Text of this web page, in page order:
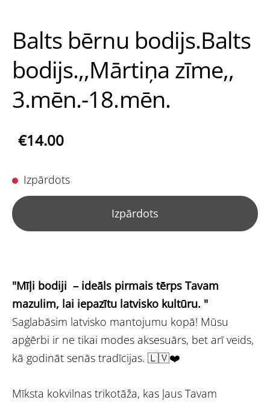
Balts bērnu bodijs.Balts
bodijs.,,Mārtiņa zīme,,
3.mēn.-18.mēn.
€14.00
Izpārdots
Izpārdots
"Mīļi bodiji – ideāls pirmais tērps Tavam
mazulim, lai iepazītu latvisko kultūru. "
Saglabāsim latvisko mantojumu kopā! Mūsu
apģērbi ir ne tikai modes aksesuārs, bet arī veids,
kā godināt senās tradīcijas. 🇱🇻❤️
Mīksta kokvilnas trikotāža, kas ļaus Tavam